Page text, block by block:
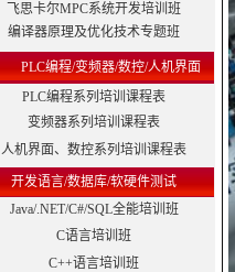
飞思卡尔MPC系统开发培训班
编译器原理及优化技术专题班
PLC编程/变频器/数控/人机界面
PLC编程系列培训课程表
变频器系列培训课程表
人机界面、数控系列培训课程表
开发语言/数据库/软硬件测试
Java/.NET/C#/SQL全能培训班
C语言培训班
C++语言培训班